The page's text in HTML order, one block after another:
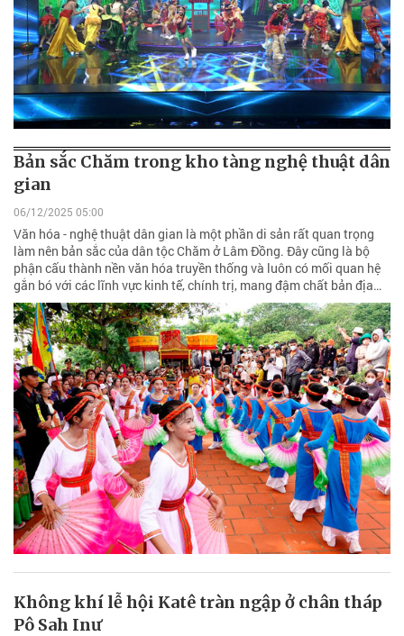
Bản sắc Chăm trong kho tàng nghệ thuật dân
gian
06/12/2025 05:00
Văn hóa - nghệ thuật dân gian là một phần di sản rất quan trọng
làm nên bản sắc của dân tộc Chăm ở Lâm Đồng. Đây cũng là bộ
phận cấu thành nền văn hóa truyền thống và luôn có mối quan hệ
gắn bó với các lĩnh vực kinh tế, chính trị, mang đậm chất bản địa…
Không khí lễ hội Katê tràn ngập ở chân tháp
Pô Sah Inư